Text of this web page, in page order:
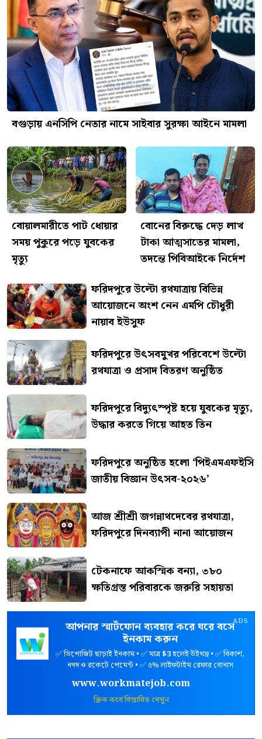
বগুড়ায় এনসিপি নেতার নামে সাইবার সুরক্ষা আইনে মামলা
বোয়ালমারীতে পাট ধোয়ার
সময় পুকুরে পড়ে যুবকের
মৃত্যু
বোনের বিরুদ্ধে দেড় লাখ
টাকা আত্মসাতের মামলা,
তদন্তে পিবিআইকে নির্দেশ
ফরিদপুরে উল্টো রথযাত্রায় বিভিন্ন
আয়োজনে অংশ নেন এমপি চৌধুরী
নায়াব ইউসুফ
ফরিদপুরে উৎসবমুখর পরিবেশে উল্টো
রথযাত্রা ও প্রসাদ বিতরণ অনুষ্ঠিত
ফরিদপুরে বিদ্যুৎস্পৃষ্ট হয়ে যুবকের মৃত্যু,
উদ্ধার করতে গিয়ে আহত তিন
ফরিদপুরে অনুষ্ঠিত হলো ‘পিইএমএফইসি
জাতীয় বিজ্ঞান উৎসব-২০২৬’
আজ শ্রীশ্রী জগন্নাথদেবের রথযাত্রা,
ফরিদপুরে দিনব্যাপী নানা আয়োজন
টেকনাফে আকস্মিক বন্যা, ৩৮০
ক্ষতিগ্রস্ত পরিবারকে জরুরি সহায়তা
ADS
আপনার স্মার্টফোন ব্যবহার করে ঘরে বসে
ইনকাম করুন
✅ ডিপোজিট ছাড়াই ইনকাম • ✅ মাত্র$3হলেই উইথড্র • ✅ বিকাশ,
নগদ ও রকেটে পেমেন্ট • ✅ ৫% লাইফটাইম রেফার বোনাস
www.workmatejob.com
ক্লিক করে বিস্তারিত দেখুন